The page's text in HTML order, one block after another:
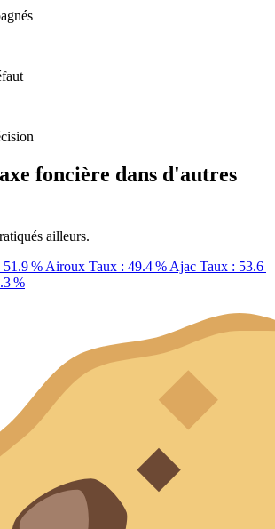
foncière dans d'autres
ailleurs.
51.9 % Airoux Taux : 49.4 % Ajac Taux : 53.6
%